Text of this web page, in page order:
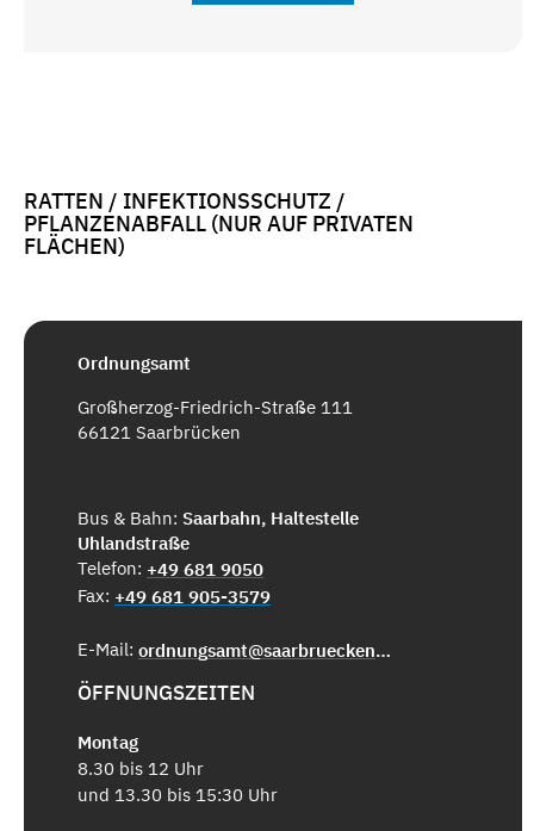
RATTEN / INFEKTIONSSCHUTZ /
PFLANZENABFALL (NUR AUF PRIVATEN
FLÄCHEN)
Ordnungsamt
Großherzog-Friedrich-Straße 111
66121 Saarbrücken
Bus & Bahn: Saarbahn, Haltestelle
Uhlandstraße
Telefon: +49 681 9050
Fax: +49 681 905-3579
E-Mail: ordnungsamt@saarbruecken.de
ÖFFNUNGSZEITEN
Montag
8.30 bis 12 Uhr
und 13.30 bis 15:30 Uhr